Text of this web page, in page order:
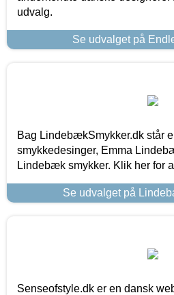
udvalg.
Se udvalget på
Bag LindebækSmykker.dk står
smykkedesinger, Emma
Lindebæk smykker. Klik her for
Se udvalget på
Senseofstyle.dk er en dansk